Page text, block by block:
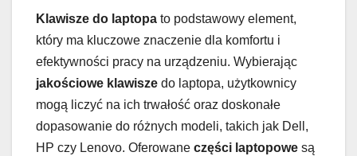
Klawisze do laptopa to podstawowy element,
który ma kluczowe znaczenie dla komfortu i
efektywności pracy na urządzeniu. Wybierając
jakościowe klawisze do laptopa, użytkownicy
mogą liczyć na ich trwałość oraz doskonałe
dopasowanie do różnych modeli, takich jak Dell,
HP czy Lenovo. Oferowane części laptopowe są